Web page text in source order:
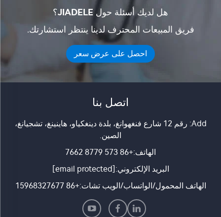
هل لديك أسئلة حول JIADELE؟
فريق المبيعات المحترف لدينا ينتظر استشارتك.
احصل على عرض سعر
اتصل بنا
Add: رقم 12 شارع فنغهوانغ، بلدة دينغكياو، هاينينغ، تشجيانغ،
الصين.
الهاتف:+86 573 8779 7662
البريد الإلكتروني: [email protected]
الهاتف المحمول/الواتساب/الويب تشات:+86 15968327677